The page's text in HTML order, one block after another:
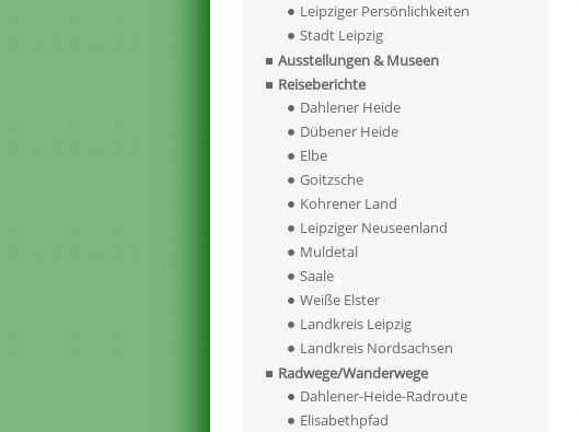
Leipziger Persönlichkeiten
Stadt Leipzig
Ausstellungen & Museen
Reiseberichte
Dahlener Heide
Dübener Heide
Elbe
Goitzsche
Kohrener Land
Leipziger Neuseenland
Muldetal
Saale
Weiße Elster
Landkreis Leipzig
Landkreis Nordsachsen
Radwege/Wanderwege
Dahlener-Heide-Radroute
Elisabethpfad